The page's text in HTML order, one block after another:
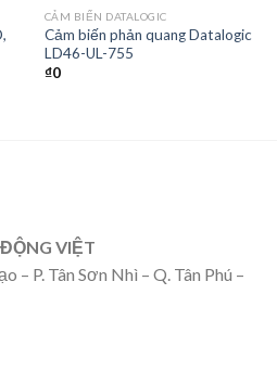
CẢM BIẾN DATALOGIC
Cảm biến phản quang Datalogic
LD46-UL-755
₫0
VIỆT
P. Tân Sơn Nhì – Q. Tân Phú –